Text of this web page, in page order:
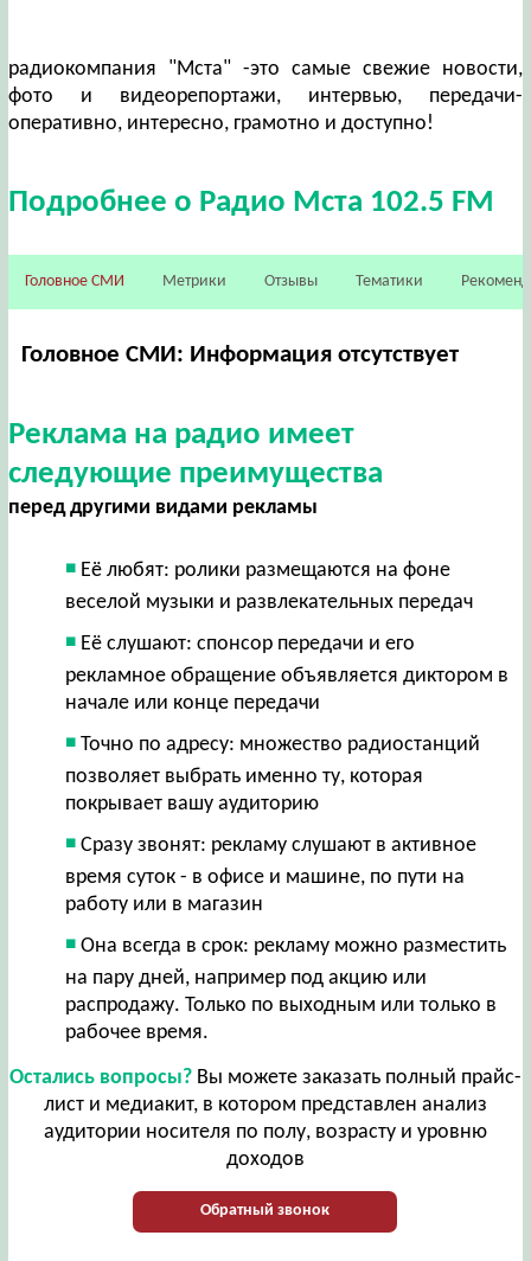
радиокомпания "Мста" -это самые свежие новости,
фото и видеорепортажи, интервью, передачи-
оперативно, интересно, грамотно и доступно!
Подробнее о Радио Мста 102.5 FM
Головное СМИ Метрики Отзывы Тематики
Головное СМИ: Информация отсутствует
Реклама на радио имеет
следующие преимущества
перед другими видами рекламы
Её любят: ролики размещаются на фоне
веселой музыки и развлекательных передач
Её слушают: спонсор передачи и его
рекламное обращение объявляется диктором в
начале или конце передачи
Точно по адресу: множество радиостанций
позволяет выбрать именно ту, которая
покрывает вашу аудиторию
Сразу звонят: рекламу слушают в активное
время суток - в офисе и машине, по пути на
работу или в магазин
Она всегда в срок: рекламу можно разместить
на пару дней, например под акцию или
распродажу. Только по выходным или только в
рабочее время.
Остались вопросы?Вы можете заказать полный прайс-
лист и медиакит, в котором представлен анализ
аудитории носителя по полу, возрасту и уровню
доходов
Обратный звонок